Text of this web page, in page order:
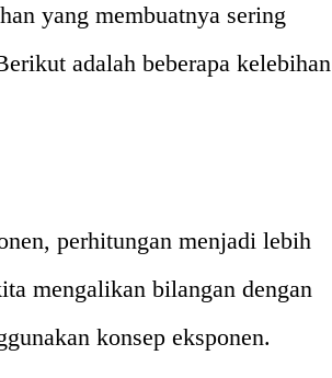
yang membuatnya sering
adalah beberapa kelebihan
perhitungan menjadi lebih
mengalikan bilangan dengan
konsep eksponen.